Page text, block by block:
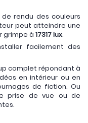
rendu des couleurs
peut atteindre une
grimpe à 17317 lux.
facilement des
complet répondant à
en intérieur ou en
de fiction. Ou
prise de vue ou de